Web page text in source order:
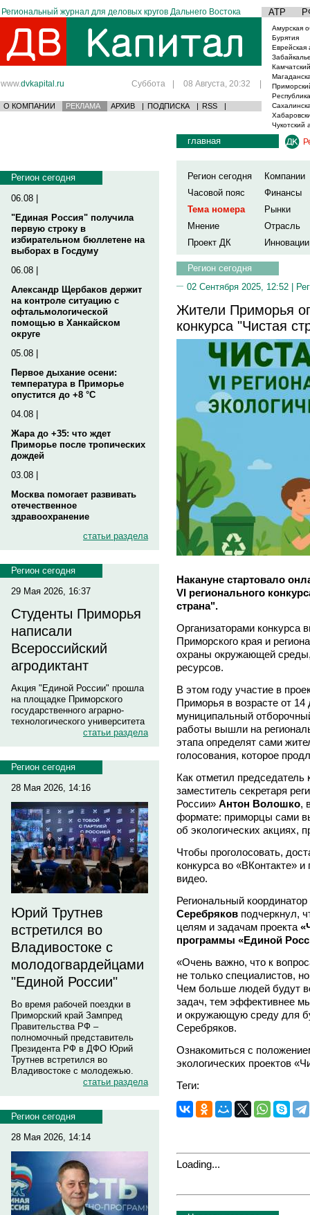
Региональный журнал для деловых кругов Дальнего Востока АТР
www.dvkapital.ru Суббота | 08 Августа, 20:32 |
О КОМПАНИИ РЕКЛАМА АРХИВ | ПОДПИСКА | RSS |
Амурская
Бурятия
Еврейская
Чукотский
Регион сегодня
06.08 |
"Единая Россия" получила
первую строку в
избирательном бюллетене на
выборах в Госдуму
06.08 |
Александр Щербаков держит
на контроле ситуацию с
офтальмологической
помощью в Ханкайском
округе
05.08 |
Первое дыхание осени:
температура в Приморье
опустится до +8 °C
04.08 |
Жара до +35: что ждет
Приморье после тропических
дождей
03.08 |
Москва помогает развивать
отечественное
здравоохранение
статьи раздела
Регион сегодня
29 Мая 2026, 16:37
Студенты Приморья
написали
Всероссийский
агродиктант
Акция "Единой России" прошла
на площадке Приморского
государственного аграрно-
технологического университета
статьи раздела
Регион сегодня
28 Мая 2026, 14:16
Юрий Трутнев
встретился во
Владивостоке с
молодогвардейцами
"Единой России"
Во время рабочей поездки в
Приморский край Зампред
Правительства РФ –
полномочный представитель
Президента РФ в ДФО Юрий
Трутнев встретился во
Владивостоке с молодежью.
статьи раздела
Регион сегодня
28 Мая 2026, 14:14
главная
Регион сегодня
Компании
Часовой пояс
Финансы
Тема номера
Рынки
Мнение
Отрасль
Проект ДК
Инновации
Регион сегодня
02 Сентября 2025, 12:52 |
Жители Приморья
конкурса "Чистая
Накануне стартовало
VI регионального
страна".
Организаторами конкурса
Приморского края и
охраны окружающей
ресурсов.
В этом году участие в
Приморья в возрасте от
муниципальный
работы вышли на
этапа определят сами
голосования, которое
Как отметил председатель
заместитель секретаря
России» Антон Волошко,
формате: приморцы сами
об экологических акциях,
Чтобы проголосовать,
конкурса во «ВКонтакте»
видео.
Региональный
Серебряков подчеркнул,
целям и задачам проекта
программы «Единой
«Очень важно, что к
не только специалистов,
Чем больше людей будут
задач, тем эффективнее
и окружающую среду для
Серебряков.
Ознакомиться с
экологических проектов
Теги:
Loading...